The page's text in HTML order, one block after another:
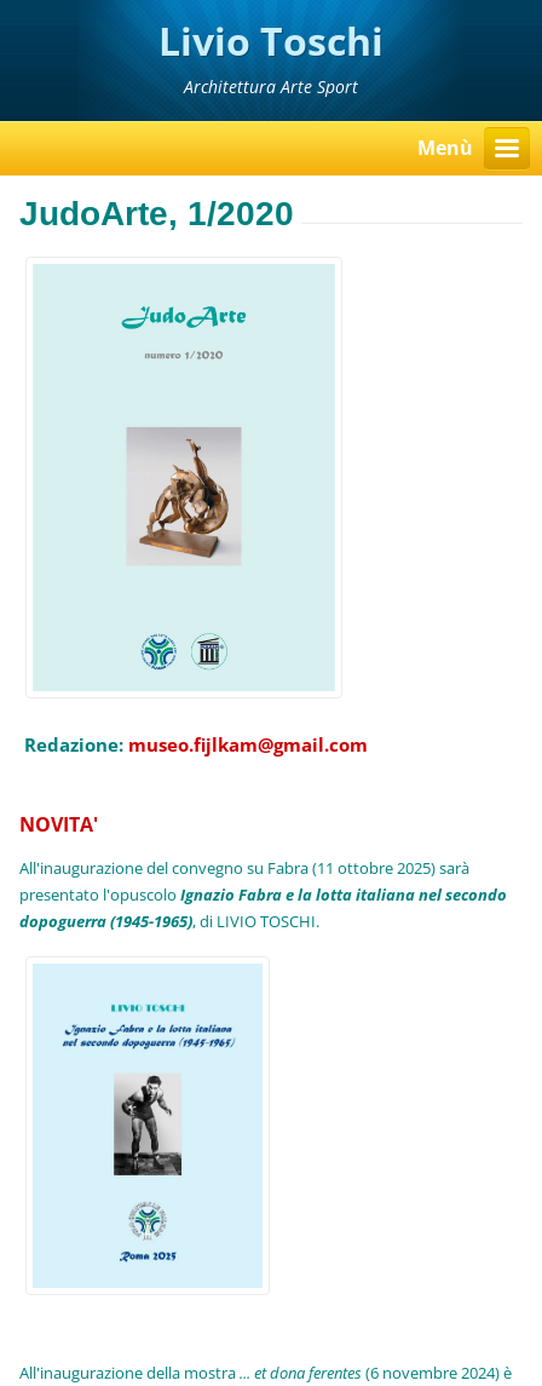
Livio Toschi
Architettura Arte Sport
Menù
JudoArte, 1/2020
Redazione: museo.fijlkam@gmail.com
NOVITA'
All'inaugurazione del convegno su Fabra (11 ottobre 2025) sarà
presentato l'opuscoloIgnazio Fabra e la lotta italiana nel secondo
dopoguerra (1945-1965), di LIVIO TOSCHI.
All'inaugurazione della mostra... et dona ferentes(6 novembre 2024) è